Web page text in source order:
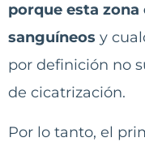
porque esta zona
sanguíneos y
por definición no
de cicatrización.
Por lo tanto, el